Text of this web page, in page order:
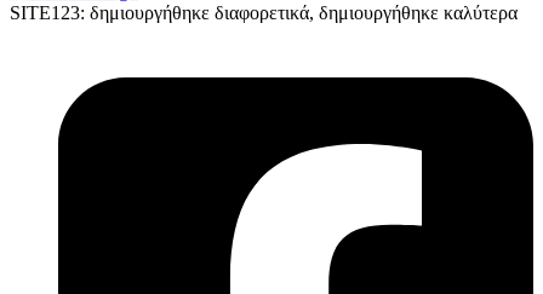
SITE123: δημιουργήθηκε διαφορετικά, δημιουργήθηκε καλύτερα